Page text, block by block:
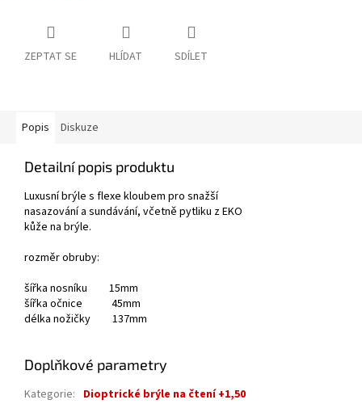
ZEPTAT SE HLÍDAT SDÍLET
Popis Diskuze
Detailní popis produktu
Luxusní brýle s flexe kloubem pro snažší
nasazování a sundávání, včetně pytliku z EKO
kůže na brýle.
rozměr obruby:
šířka nosníku 15mm
šířka očnice 45mm
délka nožičky 137mm
Doplňkové parametry
Kategorie: Dioptrické brýle na čtení +1,50